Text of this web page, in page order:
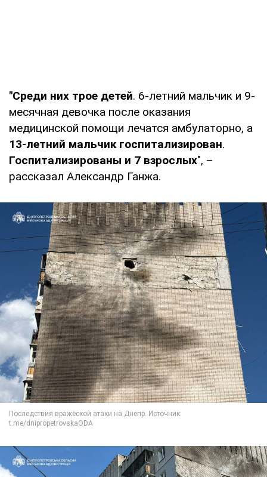
"Среди них трое детей. 6-летний мальчик и 9-
месячная девочка после оказания
медицинской помощи лечатся амбулаторно, а
13-летний мальчик госпитализирован.
Госпитализированы и 7 взрослых", –
рассказал Александр Ганжа.